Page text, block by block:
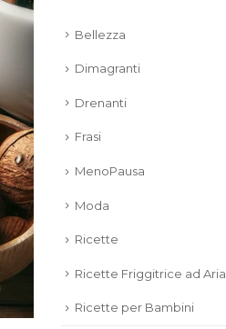
Bellezza
Dimagranti
Drenanti
Frasi
MenoPausa
Moda
Ricette
Ricette Friggitrice ad Aria
Ricette per Bambini